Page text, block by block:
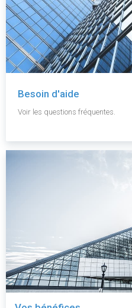
Besoin d'aide
Voir les questions fréquentes.